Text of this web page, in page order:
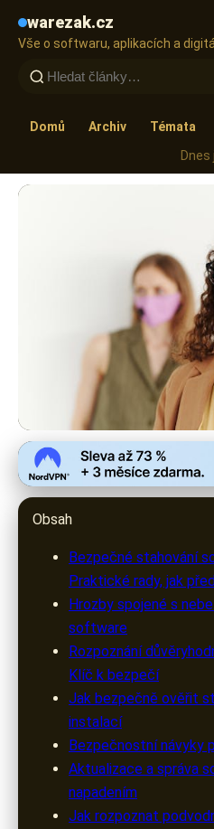
warezak.cz
Vše o softwaru, aplikacích a
Domů Archiv Témata
Dnes
warezak.cz
Bezpečné
12. 3. 2026 · 8 min čtení · Autor:
Obsah
Bezpečné stahování
Praktické rady, jak
Hrozby spojené s
software
Rozpoznání
Klíč k bezpečí
Jak bezpečně ověřit
instalací
Bezpečnostní návyky
Aktualizace a správa
napadením
Jak rozpoznat